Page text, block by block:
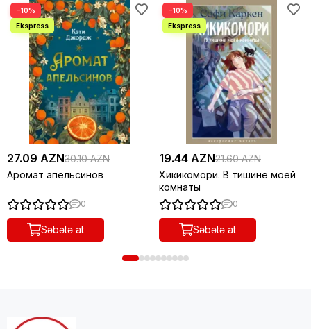
−10%
27.09 AZN30.10 AZN
Аромат апельсинов
0
Səbətə at
−10%
19.44 AZN21.60 AZN
Хикикомори. В тишине моей
комнаты
0
Səbətə at